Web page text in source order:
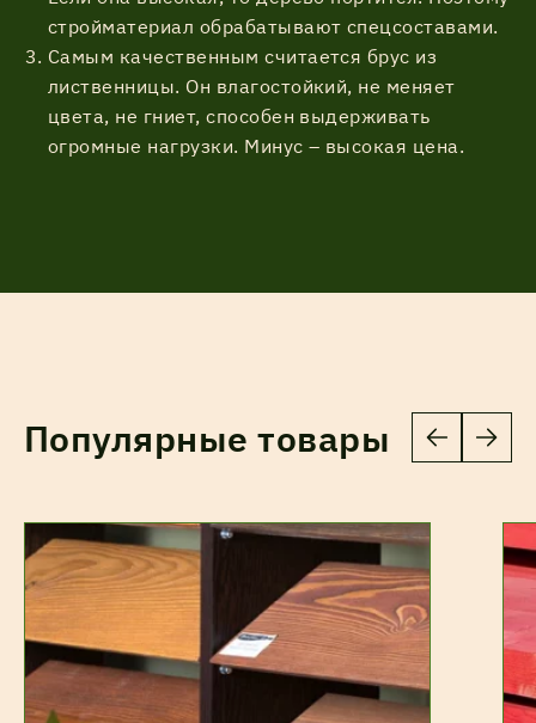
стройматериал обрабатывают спецсоставами.
Самым качественным считается брус из
лиственницы. Он влагостойкий, не меняет
цвета, не гниет, способен выдерживать
огромные нагрузки. Минус – высокая цена.
Популярные товары